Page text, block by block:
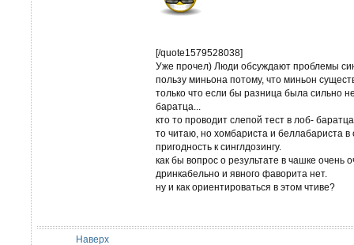
[/quote1579528038]
Уже прочел) Люди обсуждают проблемы
пользу миньона потому, что миньон
только что если бы разница была сильно
баратца...
кто то проводит слепой тест в лоб-
то читаю, но хомбариста и беллабариста
пригодность к синглдозингу.
как бы вопрос о результате в чашке очень
дринкабельно и явного фаворита нет.
ну и как ориентироваться в этом чтиве?
Наверх